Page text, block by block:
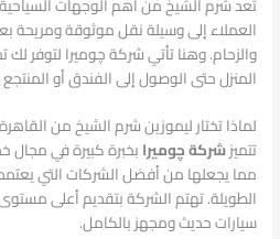
العملاء إلى وسيلة نقل موثوقة ومريحة
والزحام. وهنا تأتي شركة چوميرا لتوفر لك
المنزل حتى الوصول إلى الفندق أو
لماذا تختار ليموزين شرم الشيخ من
تتميزشركة چوميرابخبرة كبيرة في مجال
مما يجعلها من أفضل الشركات التي يعتمد
الطويلة. تهتم الشركة بتقديم أعلى
سيارات حديث ومجهز بالكامل.